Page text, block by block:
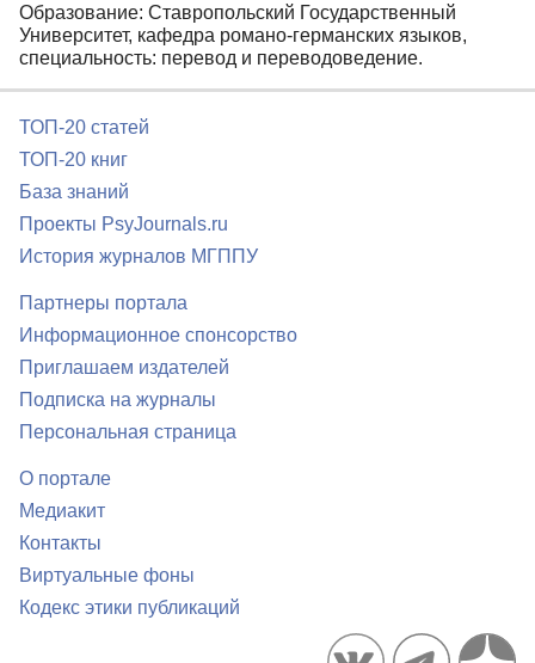
Образование: Ставропольский Государственный
Университет, кафедра романо-германских языков,
специальность: перевод и переводоведение.
ТОП-20 статей
ТОП-20 книг
База знаний
Проекты PsyJournals.ru
История журналов МГППУ
Партнеры портала
Информационное спонсорство
Приглашаем издателей
Подписка на журналы
Персональная страница
О портале
Медиакит
Контакты
Виртуальные фоны
Кодекс этики публикаций